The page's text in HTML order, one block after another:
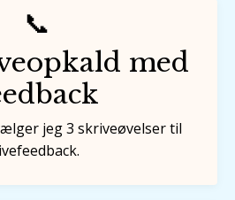
📞
med
jeg 3 skriveøvelser til